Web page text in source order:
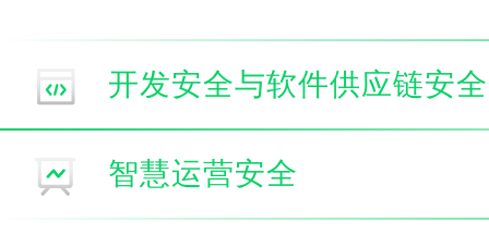
开发安全与软件供应链安全
智慧运营安全